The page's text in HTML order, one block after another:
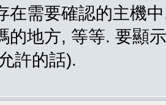
在需要確認的主機
的地方, 等等. 要顯
許的話).